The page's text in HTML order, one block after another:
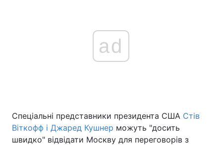
ad
Спеціальні представники президента США Стів
Віткофф і Джаред Кушнер можуть "досить
швидко" відвідати Москву для переговорів з